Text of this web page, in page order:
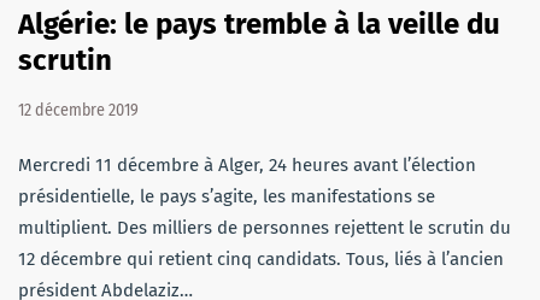
Algérie: le pays tremble à la veille du
scrutin
12 décembre 2019
Mercredi 11 décembre à Alger, 24 heures avant l’élection
présidentielle, le pays s’agite, les manifestations se
multiplient. Des milliers de personnes rejettent le scrutin du
12 décembre qui retient cinq candidats. Tous, liés à l’ancien
président Abdelaziz…